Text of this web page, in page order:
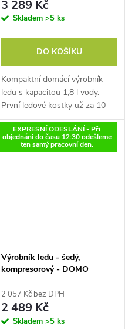
3 289 Kč
Skladem >5 ks
DO KOŠÍKU
Kompaktní domácí výrobník
ledu s kapacitou 1,8 l vody.
První ledové kostky už za 10
minut. Vyrobí 9 ledových
kostek v jednom cyklu za cca 8
minut. Výkon chlazení 12 kg/24
EXPRESNÍ ODESLÁNÍ - Při
objednáni do času 12:30 odešleme
ten samý pracovní den.
Výrobník ledu - šedý,
kompresorový - DOMO
nádržka 1 l, příprava 6-8
minut, 2 velikosti oválný led
2 057 Kč bez DPH
2 489 Kč
Skladem >5 ks